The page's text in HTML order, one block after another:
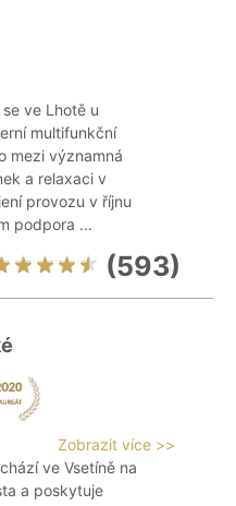
ve Lhotě u
multifunkční
mezi významná
a relaxaci v
provozu v říjnu
podpora ...
(593)
Zobrazit více >>
ve Vsetíně na
a poskytuje